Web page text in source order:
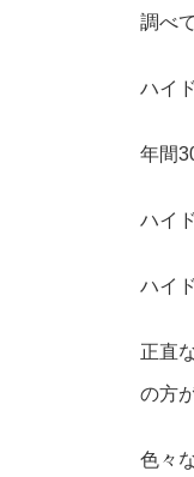
調べ
ハイ
年間
ハイ
ハイ
正直
の方
色々